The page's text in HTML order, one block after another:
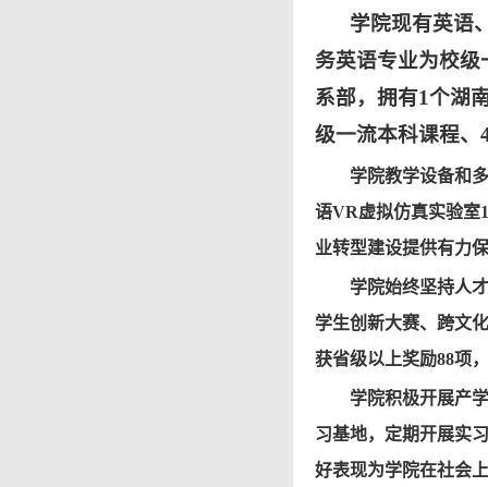
学院现有英语
务英语专业为校级
系部， 拥有1个湖
级一流本科课程、
学院教学设备和
语VR虚拟仿真实验室
业转型建设提供有力
学院始终坚持人
学生创新大赛、跨文
获省级以上奖励88项
学院积极开展产
习基地，定期开展实
好表现为学院在社会